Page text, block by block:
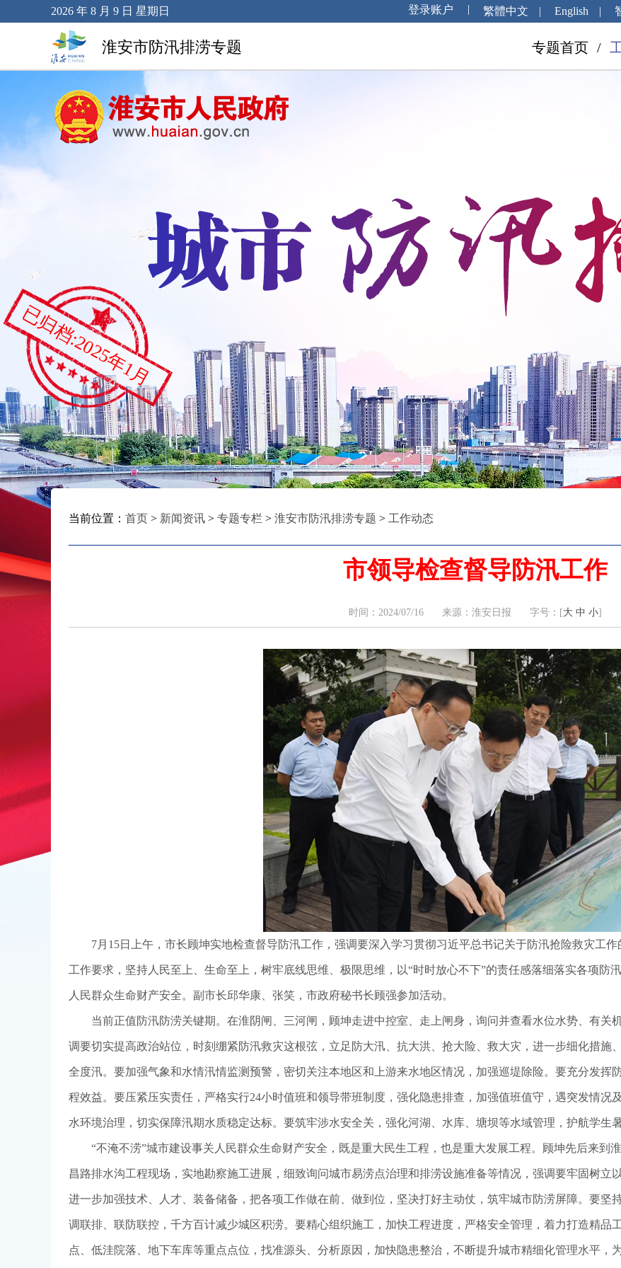
2026 年 8 月 9 日 星期日 繁體中文 | English |
淮安市防汛排涝专题 专题首页 /
已归档:2025年1月
当前位置： 首页 > 新闻资讯 > 专题专栏 > 淮安市防汛排涝专题 > 工作动态
市领导检查督导防汛工作
时间：2024/07/16 来源：淮安日报 字号：[大 中 小]
7月15日上午，市长顾坤实地检查督导防汛工作，强调要深入学习贯彻习近平总书记关于防汛抢险救灾工
工作要求，坚持人民至上、生命至上，树牢底线思维、极限思维，以“时时放心不下”的责任感落细落实各项防
人民群众生命财产安全。副市长邱华康、张笑，市政府秘书长顾强参加活动。
当前正值防汛防涝关键期。在淮阴闸、三河闸，顾坤走进中控室、走上闸身，询问并查看水位水势、有关
调要切实提高政治站位，时刻绷紧防汛救灾这根弦，立足防大汛、抗大洪、抢大险、救大灾，进一步细化措施
全度汛。要加强气象和水情汛情监测预警，密切关注本地区和上游来水地区情况，加强巡堤除险。要充分发挥
程效益。要压紧压实责任，严格实行24小时值班和领导带班制度，强化隐患排查，加强值班值守，遇突发情况
水环境治理，切实保障汛期水质稳定达标。要筑牢涉水安全关，强化河湖、水库、塘坝等水域管理，护航学生暑
“不淹不涝”城市建设事关人民群众生命财产安全，既是重大民生工程，也是重大发展工程。顾坤先后来
昌路排水沟工程现场，实地勘察施工进展，细致询问城市易涝点治理和排涝设施准备等情况，强调要牢固树立
进一步加强技术、人才、装备储备，把各项工作做在前、做到位，坚决打好主动仗，筑牢城市防涝屏障。要坚
调联排、联防联控，千方百计减少城区积涝。要精心组织施工，加快工程进度，严格安全管理，着力打造精品
点、低洼院落、地下车库等重点点位，找准源头、分析原因，加快隐患整治，不断提升城市精细化管理水平，